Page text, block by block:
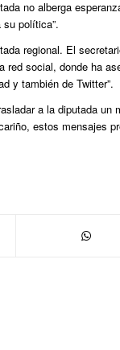
no alberga
política”.
regional. El
social, donde ha
y también de Twitter”.
a la diputada un
estos mensajes